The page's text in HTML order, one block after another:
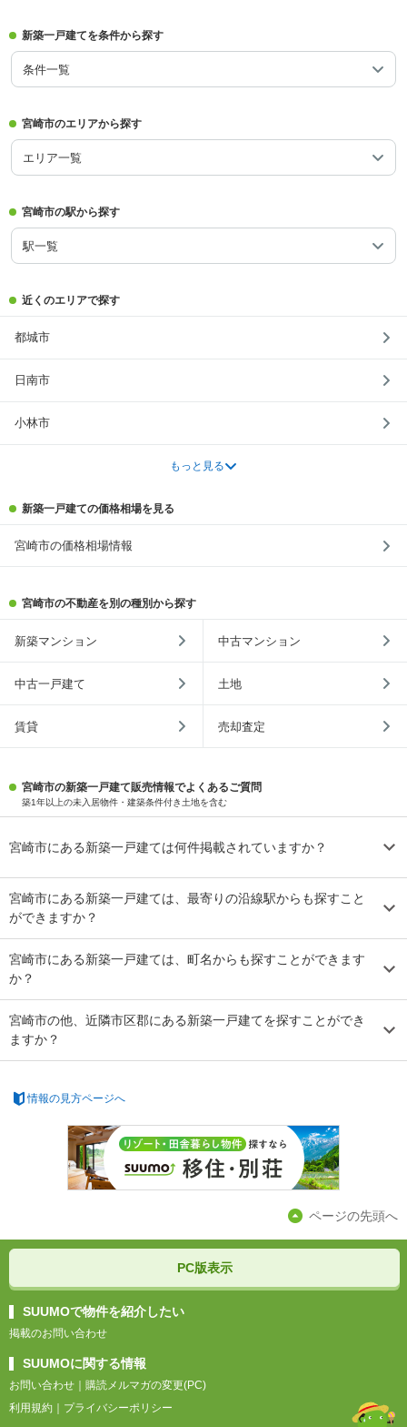
新築一戸建てを条件から探す
条件一覧
宮崎市のエリアから探す
エリア一覧
宮崎市の駅から探す
駅一覧
近くのエリアで探す
都城市
日南市
小林市
もっと見る
新築一戸建ての価格相場を見る
宮崎市の価格相場情報
宮崎市の不動産を別の種別から探す
新築マンション 中古マンション
中古一戸建て 土地
賃貸 売却査定
宮崎市の新築一戸建て販売情報でよくあるご質問
築1年以上の未入居物件・建築条件付き土地を含む
宮崎市にある新築一戸建ては何件掲載されていますか？
宮崎市にある新築一戸建ては、最寄りの沿線駅からも探すこと
ができますか？
宮崎市にある新築一戸建ては、町名からも探すことができます
か？
宮崎市の他、近隣市区郡にある新築一戸建てを探すことができ
ますか？
情報の見方ページへ
ページの先頭へ
PC版表示
SUUMOで物件を紹介したい
掲載のお問い合わせ
SUUMOに関する情報
お問い合わせ
購読メルマガの変更(PC)
利用規約
プライバシーポリシー